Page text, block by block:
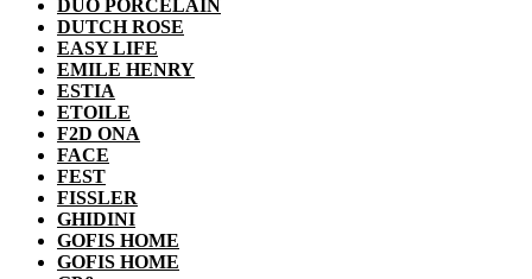
DUO PORCELAIN
DUTCH ROSE
EASY LIFE
EMILE HENRY
ESTIA
ETOILE
F2D ONA
FACE
FEST
FISSLER
GHIDINI
GOFIS HOME
GOFIS HOME